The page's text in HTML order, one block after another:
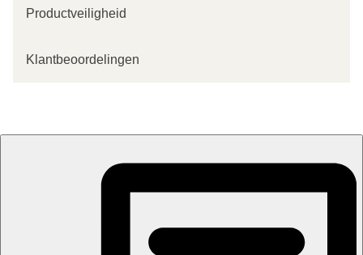
Productveiligheid
Klantbeoordelingen